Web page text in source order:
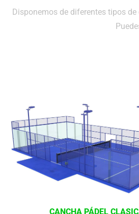
Disponemos de diferentes tipos
CANCHA PÁDEL